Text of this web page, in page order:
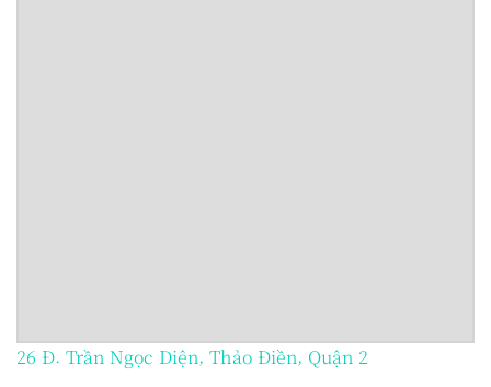
26 Đ. Trần Ngọc Diện, Thảo Điền, Quận 2